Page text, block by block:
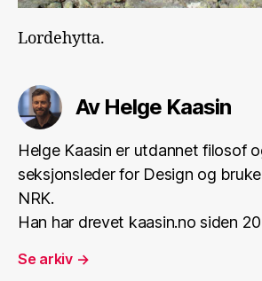
Lordehytta.
Av Helge Kaasin
Helge Kaasin er utdannet filosof
seksjonsleder for Design og
NRK.
Han har drevet kaasin.no siden
Se arkiv →